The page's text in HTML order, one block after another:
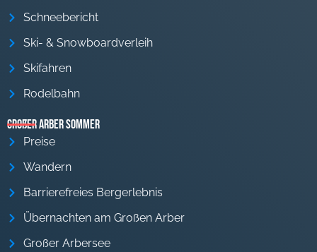
Schneebericht
Ski- & Snowboardverleih
Skifahren
Rodelbahn
Großer Arber Sommer
Preise
Wandern
Barrierefreies Bergerlebnis
Übernachten am Großen Arber
Großer Arbersee